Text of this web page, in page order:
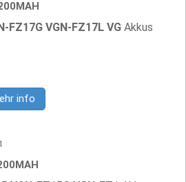
FZ17G VGN-FZ17L VG Akkus
info